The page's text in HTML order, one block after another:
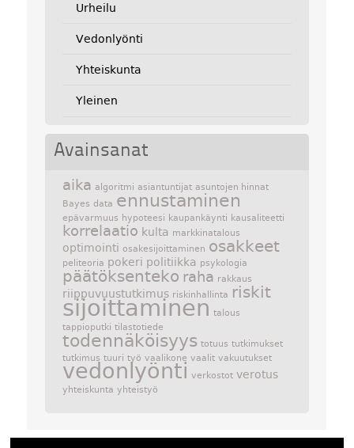
Urheilu
Vedonlyönti
Yhteiskunta
Yleinen
Avainsanat
aika algoritmi asiantuntijat asuntojen hinnat
Bayes data ennustaminen
epävarmuus hypoteesi kaupankäynti kausaliteetti
korrelaatio kulta markkinatalous
optimointi osakesijoittaminen osakkeet
peliteoria pokeri politiikka psykologia
päätöksenteko raha rakkaus
riippuvuustutkimus riskinhallinta riskit
sijoittaminen talous
tappioputki tilastotiede
todennäköisyys totuus tutkimukset
tutkimus tuuri työ vaalikone vaalit vakuutukset
vedonlyönti verkostot verotus
yhteiskunta yhteistyö